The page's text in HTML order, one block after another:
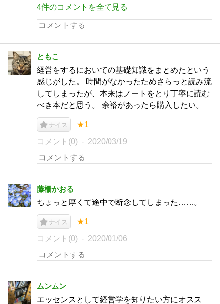
4件のコメントを全て見る
ともこ
経営をするにおいての基礎知識をまとめたという
感じがした。 時間がなかったためさらっと読み流
してしまったが、本来はノートをとり丁寧に読む
べき本だと思う。 余裕があったら購入したい。
ナイス ★1
コメント(0) 2020/03/19
藤柵かおる
ちょっと厚くて途中で断念してしまった……。
ナイス ★1
コメント(0) 2020/01/06
ムンムン
エッセンスとして経営学を知りたい方にオスス